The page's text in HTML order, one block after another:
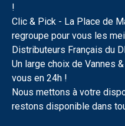
!
Clic & Pick - La Place de
regroupe pour vous les
Distributeurs Français du
Un large choix de Vannes
vous en 24h !
Nous mettons à votre
restons disponible dans